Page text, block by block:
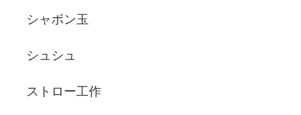
シャボン玉
シュシュ
ストロー工作